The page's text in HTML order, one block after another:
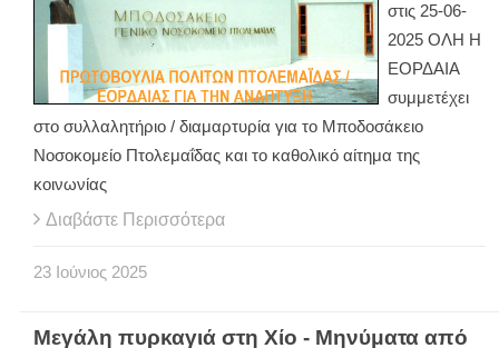
στις 25-06-
2025 ΟΛΗ Η
ΕΟΡΔΑΙΑ
συμμετέχει
στο συλλαλητήριο / διαμαρτυρία για το Μποδοσάκειο
Νοσοκομείο Πτολεμαΐδας και το καθολικό αίτημα της
κοινωνίας
Διαβάστε Περισσότερα
23 Ιούνιος 2025
Μεγάλη πυρκαγιά στη Χίο - Mηνύματα από